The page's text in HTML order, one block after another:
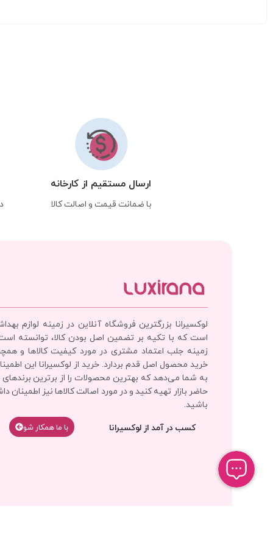
ارسال مستقیم از کارخانه
با ضمانت قیمت و اصالت کالا
لوکسیرانا بزرگترین فروشگاه آنلاین در زمینه لوازم
است که با تکیه بر تضمین اصل بودن کالا، توانسته
زمینه جلب اعتماد مشتری در مورد کیفیت کالاها و
خرید محصول اصل قدم بردارد. خرید از لوکسیرانا این
به شما می‌دهد که بهترین محصولات را از برترین برندهای
حاضر بازار تهیه کنید و در مورد اصالت کالاها نیز اطمینان
باشید.
کسب در آمد از لوکسیرانا با‌‌ ما همکار شو